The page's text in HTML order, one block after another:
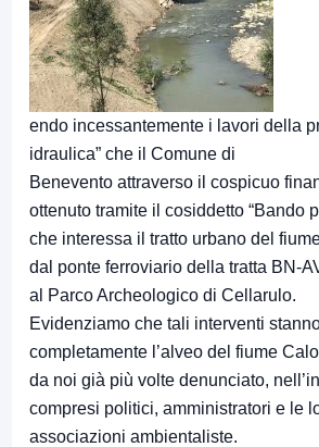
endo incessantemente i lavori della
idraulica” che il Comune di
Benevento attraverso il cospicuo
ottenuto tramite il cosiddetto “Bando
che interessa il tratto urbano del
dal ponte ferroviario della tratta BN-
al Parco Archeologico di Cellarulo.
Evidenziamo che tali interventi
completamente l’alveo del fiume
da noi già più volte denunciato,
compresi politici, amministratori e le
associazioni ambientaliste.